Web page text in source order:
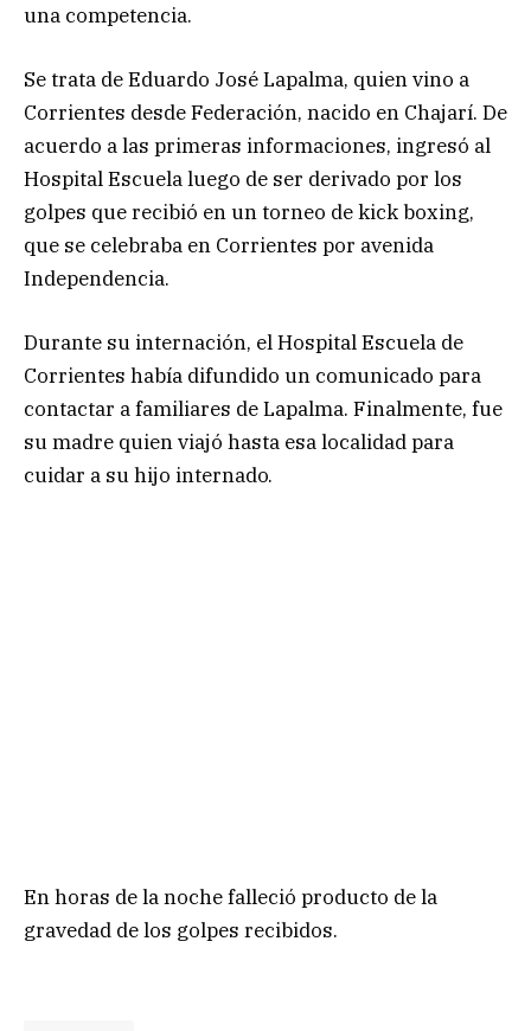
una competencia.
Se trata de Eduardo José Lapalma, quien vino a
Corrientes desde Federación, nacido en Chajarí. De
acuerdo a las primeras informaciones, ingresó al
Hospital Escuela luego de ser derivado por los
golpes que recibió en un torneo de kick boxing,
que se celebraba en Corrientes por avenida
Independencia.
Durante su internación, el Hospital Escuela de
Corrientes había difundido un comunicado para
contactar a familiares de Lapalma. Finalmente, fue
su madre quien viajó hasta esa localidad para
cuidar a su hijo internado.
En horas de la noche falleció producto de la
gravedad de los golpes recibidos.